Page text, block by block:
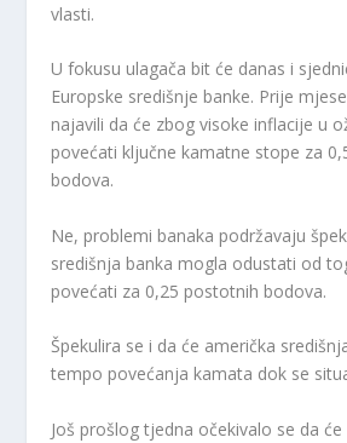
vlasti.
U fokusu ulagača bit će danas i
Europske središnje banke. Prije
najavili da će zbog visoke inflacije u
povećati ključne kamatne stope za
bodova.
Ne, problemi banaka podržavaju
središnja banka mogla odustati od
povećati za 0,25 postotnih bodova.
Špekulira se i da će američka
tempo povećanja kamata dok se
Još prošlog tjedna očekivalo se da